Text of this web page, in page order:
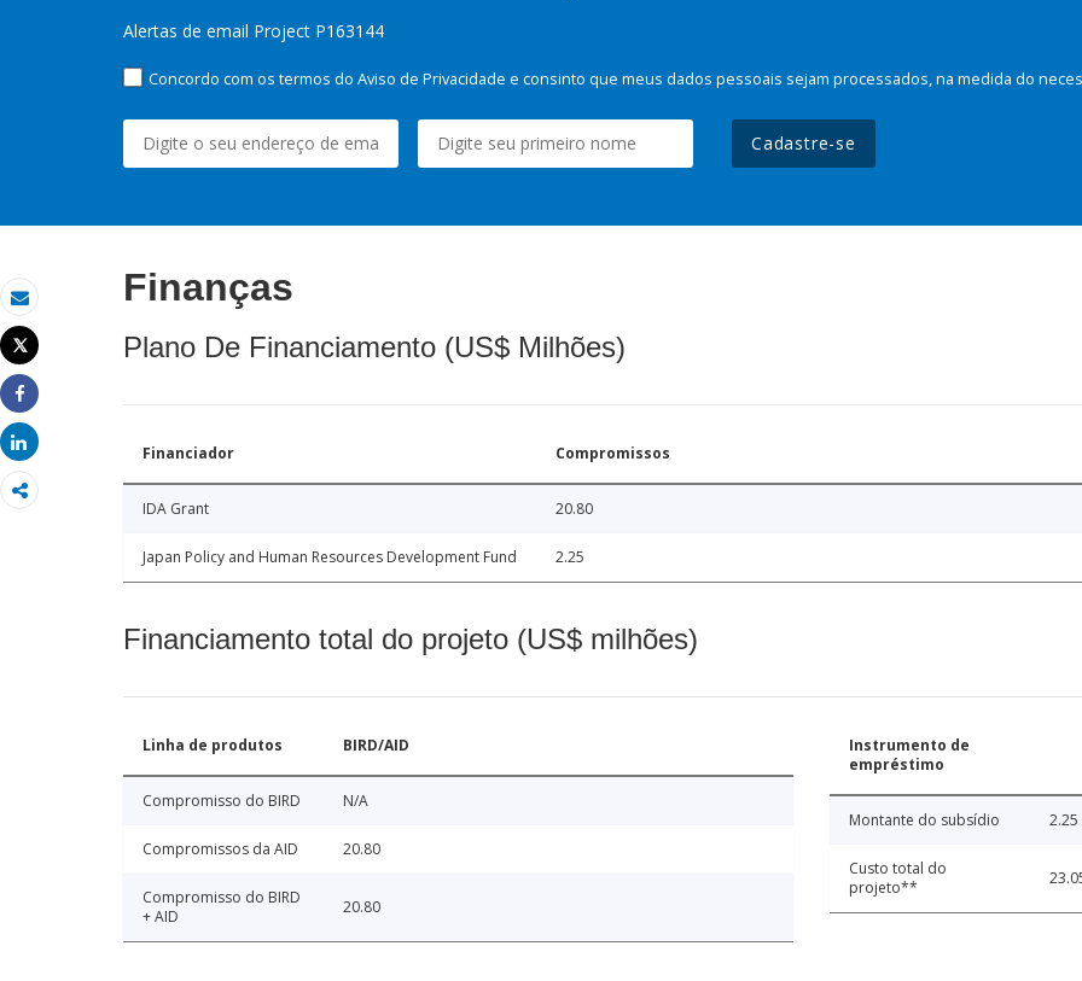
Email
Imprimir
Tweet
Share
Share
Alertas de email Project P163144
Concordo com os termos do Aviso de Privacidade e consinto que meus dados pessoais sejam processados, na medida do
Cadastre-se
Finanças
Plano De Financiamento (US$ Milhões)
Financiador Compromissos
IDA Grant 20.80
Japan Policy and Human Resources Development Fund 2.25
Financiamento total do projeto (US$ milhões)
Linha de produtos BIRD/AID
Compromisso do BIRD N/A
Compromissos da AID 20.80
Compromisso do BIRD
+ AID
20.80
Instrumento de
empréstimo
Montante do subsídio 2.25
Custo total do
projeto**